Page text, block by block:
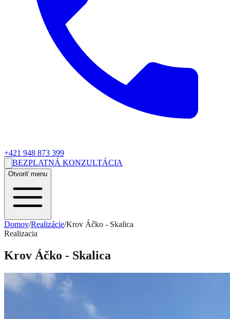
+421 948 873 399
BEZPLATNÁ KONZULTÁCIA
Otvoriť menu
Domov/Realizácie/Krov Áčko - Skalica
Realizacia
Krov Áčko - Skalica